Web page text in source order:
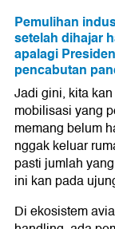
Pemulihan
setelah dihajar
apalagi
pencabutan
Jadi gini, kita
mobilisasi yang
memang belum
nggak keluar
pasti jumlah
ini kan pada
Di ekosistem